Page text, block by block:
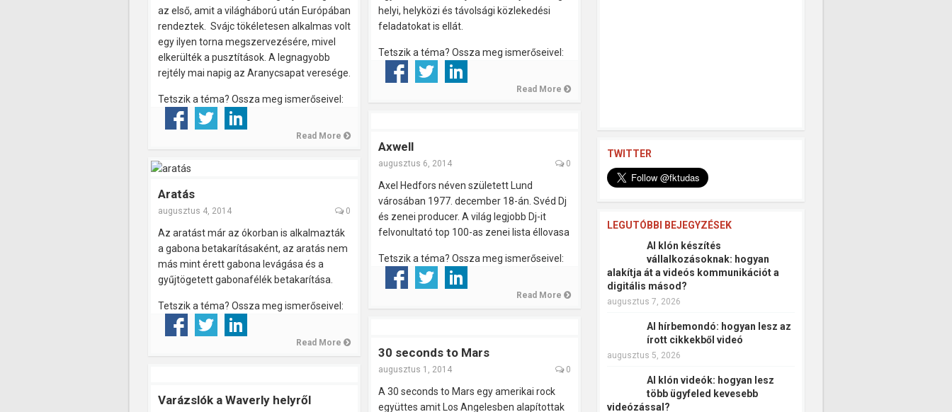
az első, amit a világháború után Európában
rendeztek. Svájc tökéletesen alkalmas volt
egy ilyen torna megszervezésére, mivel
elkerülték a pusztítások. A legnagyobb
rejtély mai napig az Aranycsapat veresége.
Tetszik a téma? Ossza meg ismerőseivel:
Read More
helyi, helyközi és távolsági közlekedési
feladatokat is ellát.
Tetszik a téma? Ossza meg ismerőseivel:
Read More
Axwell
augusztus 6, 2014 0
Axel Hedfors néven született Lund
városában 1977. december 18-án. Svéd Dj
és zenei producer. A világ legjobb Dj-it
felvonultató top 100-as zenei lista éllovasa
Tetszik a téma? Ossza meg ismerőseivel:
Read More
Aratás
augusztus 4, 2014 0
Az aratást már az ókorban is alkalmazták
a gabona betakarításaként, az aratás nem
más mint érett gabona levágása és a
gyűjtögetett gabonafélék betakarítása.
Tetszik a téma? Ossza meg ismerőseivel:
Read More
30 seconds to Mars
augusztus 1, 2014 0
A 30 seconds to Mars egy amerikai rock
együttes amit Los Angelesben alapítottak
Varázslók a Waverly helyről
TWITTER
LEGUTÓBBI BEJEGYZÉSEK
AI klón készítés
vállalkozásoknak: hogyan
alakítja át a videós kommunikációt a
digitális másod?
augusztus 7, 2026
AI hírbemondó: hogyan lesz az
írott cikkekből videó
augusztus 5, 2026
AI klón videók: hogyan lesz
több ügyfeled kevesebb
videózással?